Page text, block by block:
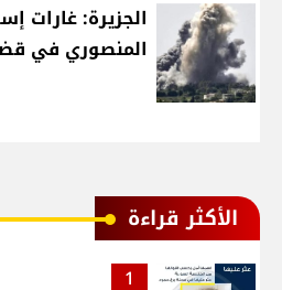
الجزيرة: غارات
المنصوري في
الأكثر قراءة
1